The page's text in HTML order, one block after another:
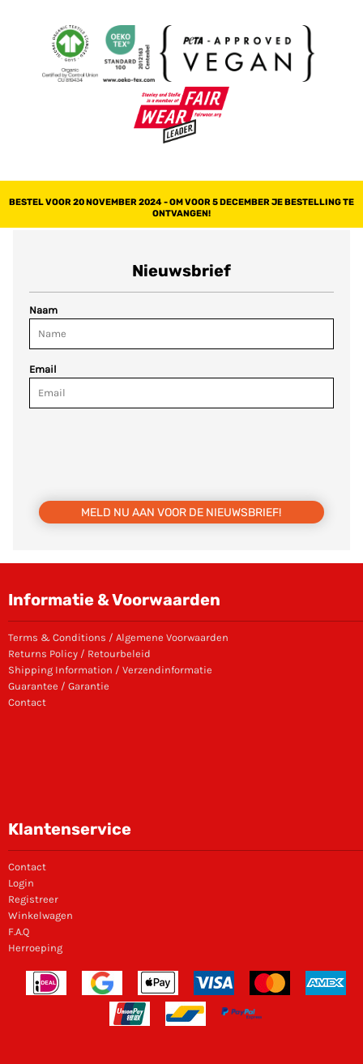
BESTEL VOOR 20 NOVEMBER 2024 - OM VOOR 5 DECEMBER JE BESTELLING TE
ONTVANGEN!
Nieuwsbrief
Naam
Email
MELD NU AAN VOOR DE NIEUWSBRIEF!
Informatie & Voorwaarden
Terms & Conditions / Algemene Voorwaarden
Returns Policy / Retourbeleid
Shipping Information / Verzendinformatie
Guarantee / Garantie
Contact
Klantenservice
Contact
Login
Registreer
Winkelwagen
F.A.Q
Herroeping